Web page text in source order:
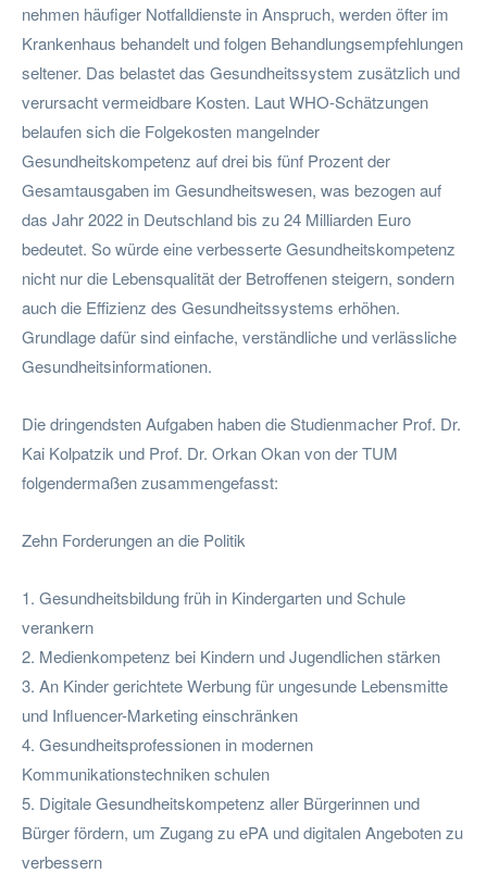
nehmen häufiger Notfalldienste in Anspruch, werden öfter im
Krankenhaus behandelt und folgen Behandlungsempfehlungen
seltener. Das belastet das Gesundheitssystem zusätzlich und
verursacht vermeidbare Kosten. Laut WHO-Schätzungen
belaufen sich die Folgekosten mangelnder
Gesundheitskompetenz auf drei bis fünf Prozent der
Gesamtausgaben im Gesundheitswesen, was bezogen auf
das Jahr 2022 in Deutschland bis zu 24 Milliarden Euro
bedeutet. So würde eine verbesserte Gesundheitskompetenz
nicht nur die Lebensqualität der Betroffenen steigern, sondern
auch die Effizienz des Gesundheitssystems erhöhen.
Grundlage dafür sind einfache, verständliche und verlässliche
Gesundheitsinformationen.
Die dringendsten Aufgaben haben die Studienmacher Prof. Dr.
Kai Kolpatzik und Prof. Dr. Orkan Okan von der TUM
folgendermaßen zusammengefasst:
Zehn Forderungen an die Politik
1. Gesundheitsbildung früh in Kindergarten und Schule
verankern
2. Medienkompetenz bei Kindern und Jugendlichen stärken
3. An Kinder gerichtete Werbung für ungesunde Lebensmitte
und Influencer-Marketing einschränken
4. Gesundheitsprofessionen in modernen
Kommunikationstechniken schulen
5. Digitale Gesundheitskompetenz aller Bürgerinnen und
Bürger fördern, um Zugang zu ePA und digitalen Angeboten zu
verbessern